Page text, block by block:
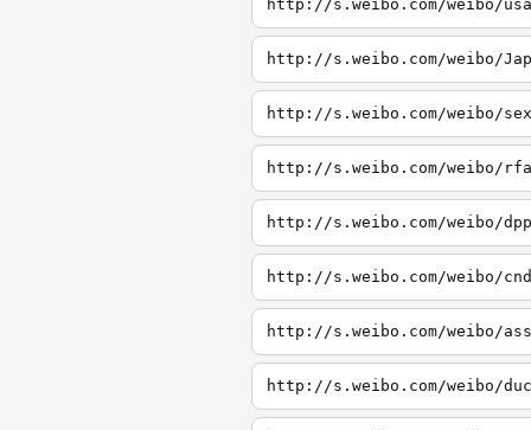
http://s.weibo.com/weibo/usa
http://s.weibo.com/weibo/Jap
http://s.weibo.com/weibo/sex
http://s.weibo.com/weibo/rfa
http://s.weibo.com/weibo/dpp
http://s.weibo.com/weibo/cnd
http://s.weibo.com/weibo/ass
http://s.weibo.com/weibo/